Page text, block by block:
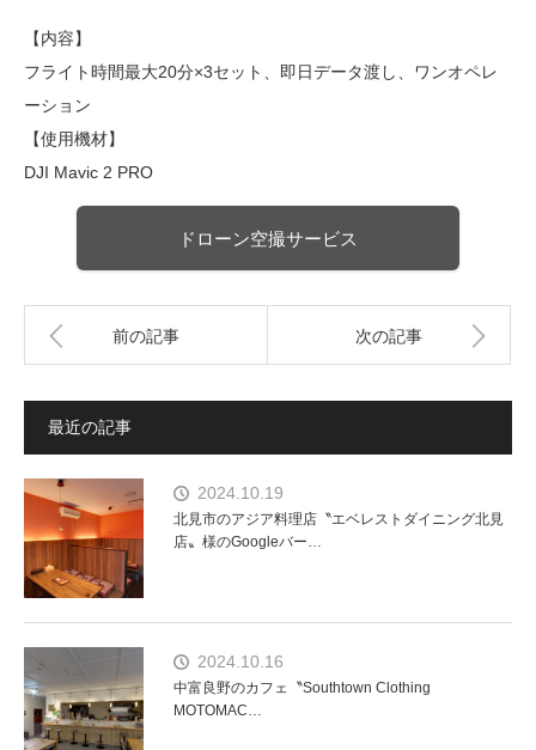
【内容】
フライト時間最大20分×3セット、即日データ渡し、ワンオペレ
ーション
【使用機材】
DJI Mavic 2 PRO
ドローン空撮サービス
前の記事 次の記事
最近の記事
2024.10.19
北見市のアジア料理店〝エベレストダイニング北見
店〟様のGoogleバー…
2024.10.16
中富良野のカフェ〝Southtown Clothing
MOTOMAC…